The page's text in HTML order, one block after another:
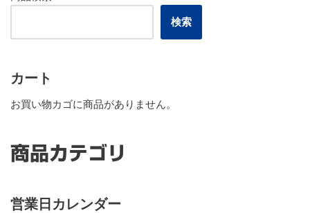
検索
カート
お買い物カゴに商品がありません。
商品カテゴリ
営業日カレンダー